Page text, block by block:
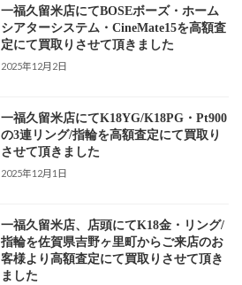
一福久留米店にてBOSEボーズ・ホーム
シアターシステム・CineMate15を高額査
定にて買取りさせて頂きました
2025年12月2日
一福久留米店にてK18YG/K18PG・Pt900
の3連リング/指輪を高額査定にて買取り
させて頂きました
2025年12月1日
一福久留米店、店頭にてK18金・リング/
指輪を佐賀県吉野ヶ里町からご来店のお
客様より高額査定にて買取りさせて頂き
ました